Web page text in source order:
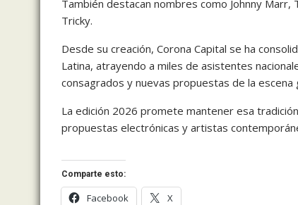
También destacan nombres como Johnny Marr,
Tricky.
Desde su creación, Corona Capital se ha
Latina, atrayendo a miles de asistentes
consagrados y nuevas propuestas de la escena
La edición 2026 promete mantener esa
propuestas electrónicas y artistas
Comparte esto:
Facebook X